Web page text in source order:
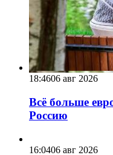
18:4606 авг 2026
Всё больше
Россию
16:0406 авг 2026